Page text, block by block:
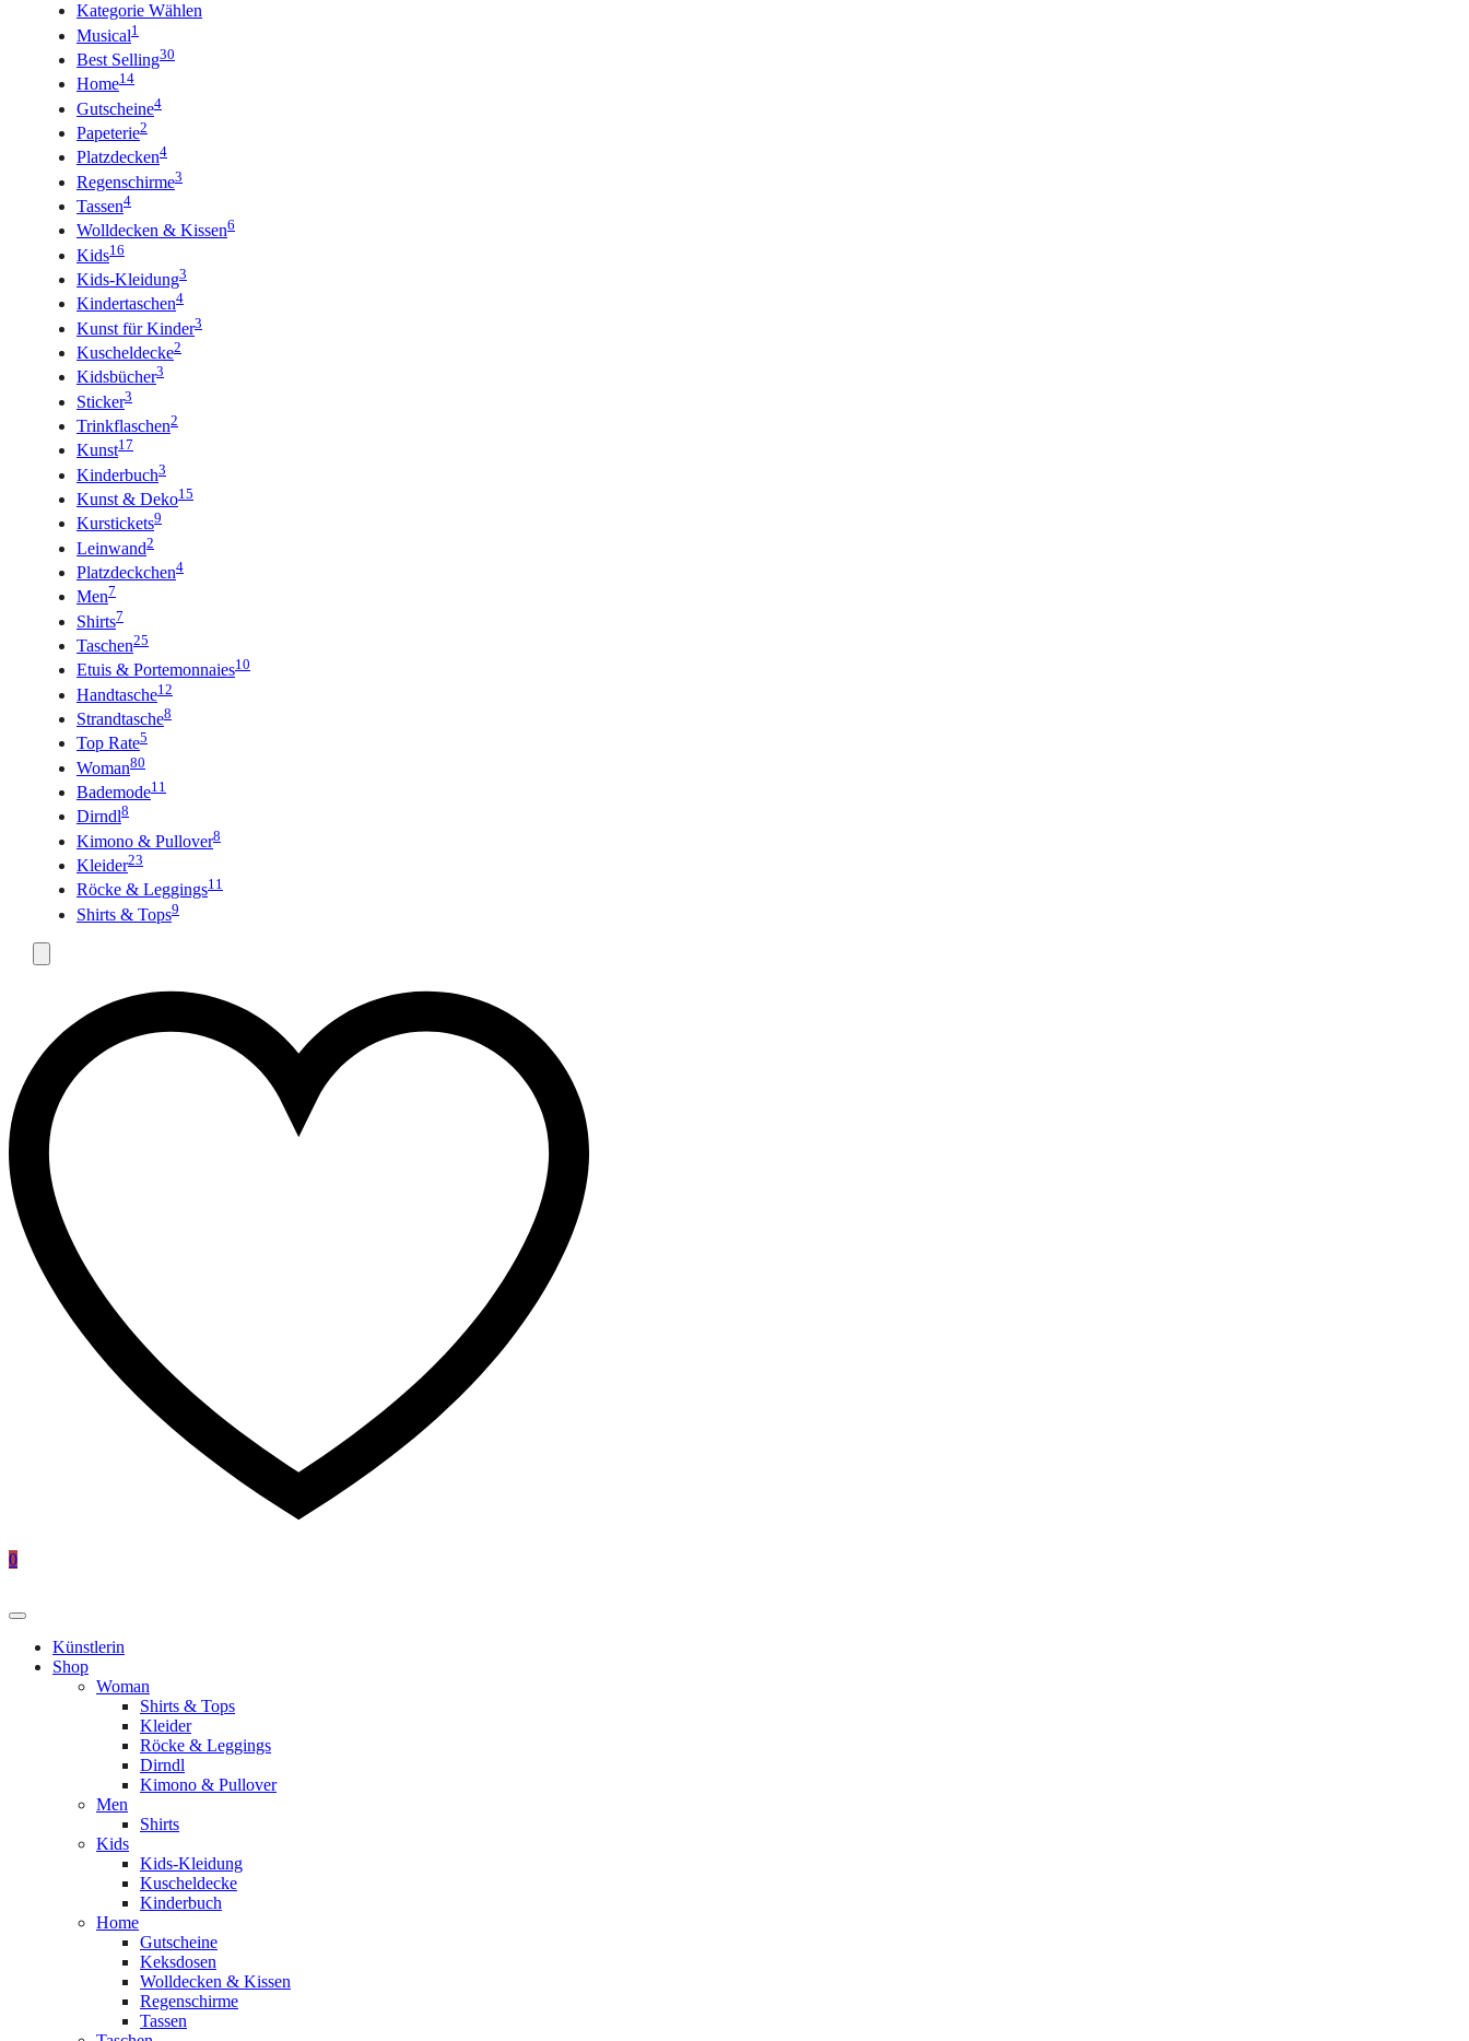
Kategorie Wählen
Musical1
Best Selling30
Home14
Gutscheine4
Papeterie2
Platzdecken4
Regenschirme3
Tassen4
Wolldecken & Kissen6
Kids16
Kids-Kleidung3
Kindertaschen4
Kunst für Kinder3
Kuscheldecke2
Kidsbücher3
Sticker3
Trinkflaschen2
Kunst17
Kinderbuch3
Kunst & Deko15
Kurstickets9
Leinwand2
Platzdeckchen4
Men7
Shirts7
Taschen25
Etuis & Portemonnaies10
Handtasche12
Strandtasche8
Top Rate5
Woman80
Bademode11
Dirndl8
Kimono & Pullover8
Kleider23
Röcke & Leggings11
Shirts & Tops9
0
Künstlerin
Shop
Woman
Shirts & Tops
Kleider
Röcke & Leggings
Dirndl
Kimono & Pullover
Men
Shirts
Kids
Kids-Kleidung
Kuscheldecke
Kinderbuch
Home
Gutscheine
Keksdosen
Wolldecken & Kissen
Regenschirme
Tassen